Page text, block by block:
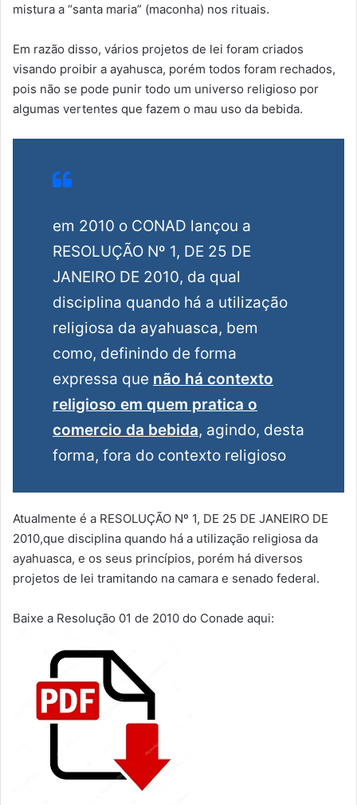
mistura a “santa maria” (maconha) nos rituais.
Em razão disso, vários projetos de lei foram criados
visando proibir a ayahusca, porém todos foram rechados,
pois não se pode punir todo um universo religioso por
algumas vertentes que fazem o mau uso da bebida.
em 2010 o CONAD lançou a
RESOLUÇÃO Nº 1, DE 25 DE
JANEIRO DE 2010, da qual
disciplina quando há a utilização
religiosa da ayahuasca, bem
como, definindo de forma
expressa que não há contexto
religioso em quem pratica o
comercio da bebida, agindo, desta
forma, fora do contexto religioso
Atualmente é a RESOLUÇÃO Nº 1, DE 25 DE JANEIRO DE
2010,que disciplina quando há a utilização religiosa da
ayahuasca, e os seus princípios, porém há diversos
projetos de lei tramitando na camara e senado federal.
Baixe a Resolução 01 de 2010 do Conade aqui: